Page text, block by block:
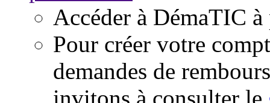
Accéder à DémaTIC
Pour créer votre
demandes de